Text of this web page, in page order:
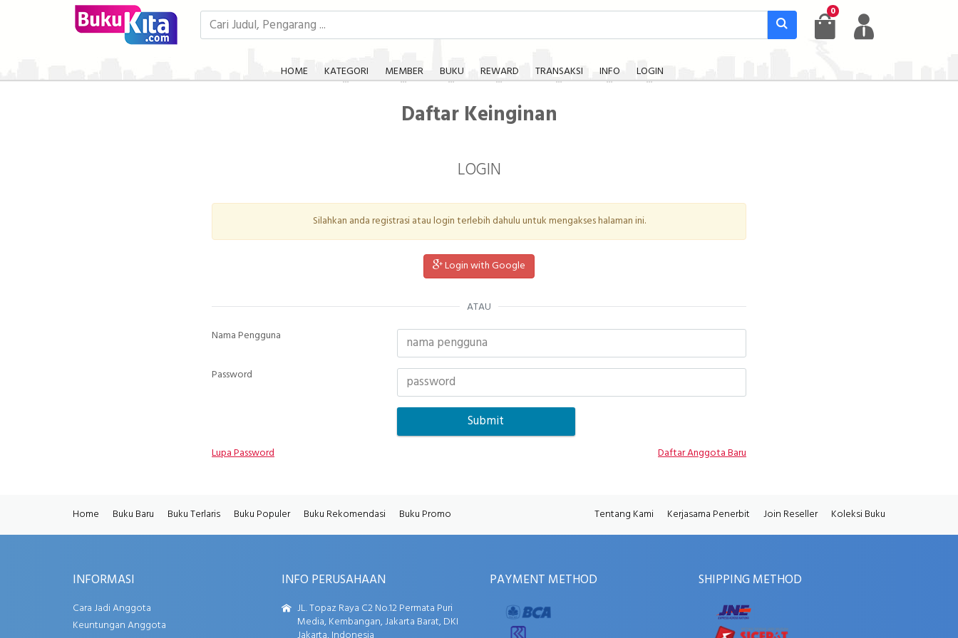
0
HOME KATEGORI MEMBER BUKU REWARD TRANSAKSI INFO LOGIN
Daftar Keinginan
LOGIN
Silahkan anda registrasi atau login terlebih dahulu untuk mengakses halaman ini.
Login with Google
ATAU
Nama Pengguna
Password
Lupa Password Daftar Anggota Baru
Home Buku Baru Buku Terlaris Buku Populer Buku Rekomendasi Buku Promo Tentang Kami Kerjasama Penerbit Join Reseller Koleksi Buku
INFORMASI
Cara Jadi Anggota
Keuntungan Anggota
INFO PERUSAHAAN
JL. Topaz Raya C2 No.12 Permata Puri
Media, Kembangan, Jakarta Barat, DKI
PAYMENT METHOD SHIPPING METHOD